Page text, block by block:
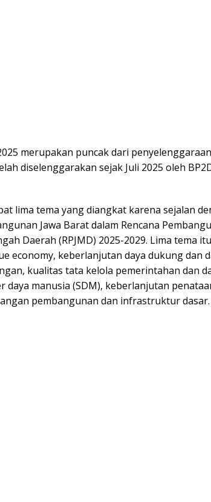
merupakan puncak dari
diselenggarakan sejak Juli 2025 oleh
lima tema yang diangkat karena sejalan
Jawa Barat dalam Rencana
Daerah (RPJMD) 2025-2029. Lima tema
economy, keberlanjutan daya dukung dan
kualitas tata kelola pemerintahan dan
daya manusia (SDM), keberlanjutan
pembangunan dan infrastruktur dasar.